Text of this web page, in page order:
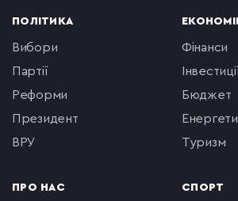
ПОЛІТИКА
вибори
партії
реформи
президент
ВРУ
ПРО НАС
фінанси
бюджет
туризм
СПОРТ